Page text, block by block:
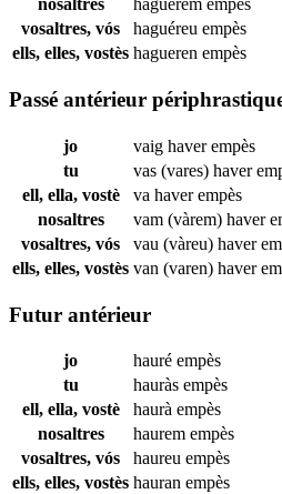
nosaltres haguérem empès
vosaltres, vós
haguéreu empès
ells, elles, vostès hagueren empès
Passé antérieur
jo vaig haverempès
tu
vas (vares) haver
ell, ella, vostè
va haverempès
nosaltres
vam (vàrem) haver
vosaltres, vós
vau (vàreu) haver
ells, elles, vostès van (varen) haver
Futur antérieur
jo hauré empès
tu
hauràs empès
ell, ella, vostè
haurà empès
nosaltres
haurem empès
vosaltres, vós
haureu empès
ells, elles, vostès hauran empès